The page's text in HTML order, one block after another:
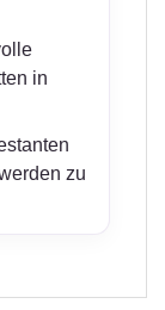
in
zu